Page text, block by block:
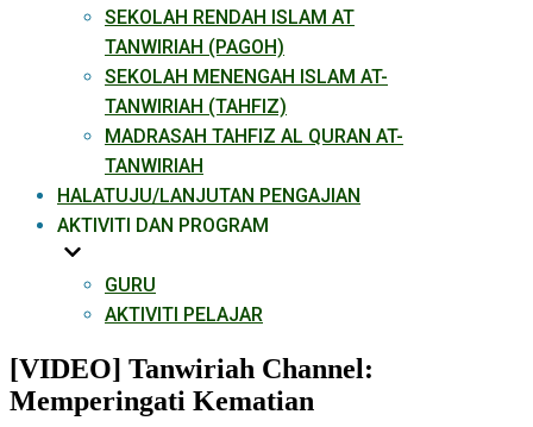
SEKOLAH RENDAH ISLAM AT
TANWIRIAH (PAGOH)
SEKOLAH MENENGAH ISLAM AT-
TANWIRIAH (TAHFIZ)
MADRASAH TAHFIZ AL QURAN AT-
TANWIRIAH
HALATUJU/LANJUTAN PENGAJIAN
AKTIVITI DAN PROGRAM
GURU
AKTIVITI PELAJAR
[VIDEO] Tanwiriah Channel:
Memperingati Kematian